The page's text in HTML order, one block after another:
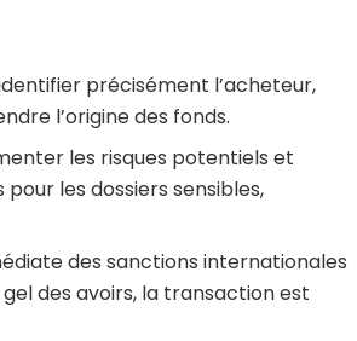
précisément l’acheteur,
l’origine des fonds.
les risques potentiels et
les dossiers sensibles,
des sanctions internationales
des avoirs, la transaction est